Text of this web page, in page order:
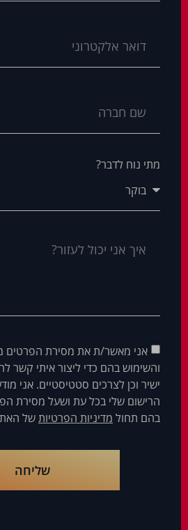
מתי נוח לדבר?
אני מאשר/ת את מסירת הפרטים
והשימוש בהם כדי ליצור איתי קשר
ישיר וכן לצרכים סטטיסטיים. אני
הרישום שלי בכל עת ושעל מסירת
בהם תחול מדיניות הפרטיות של
שליחה